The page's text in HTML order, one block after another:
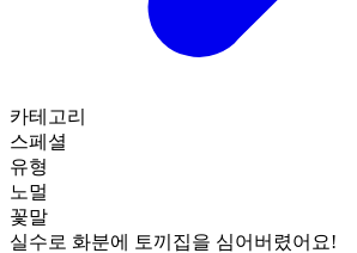
카테고리
스페셜
유형
노멀
꽃말
실수로 화분에 토끼집을 심어버렸어요!